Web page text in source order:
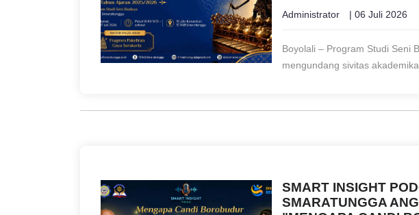
Administrator | 06 Juli 2026
Boyolali – Program Studi Seni
mengundang sivitas
SMART INSIGHT
SMARATUNGGA